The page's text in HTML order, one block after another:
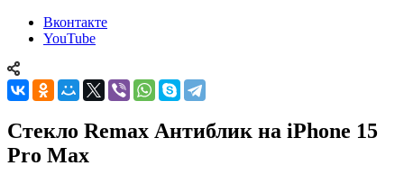
Вконтакте
YouTube
Стекло Remax Антиблик на iPhone 15
Pro Max